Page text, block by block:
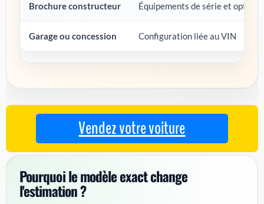
Brochure constructeur Équipements de série et
Garage ou concession Configuration liée au VIN
Vendez votre voiture
Pourquoi le modèle exact change
l'estimation ?